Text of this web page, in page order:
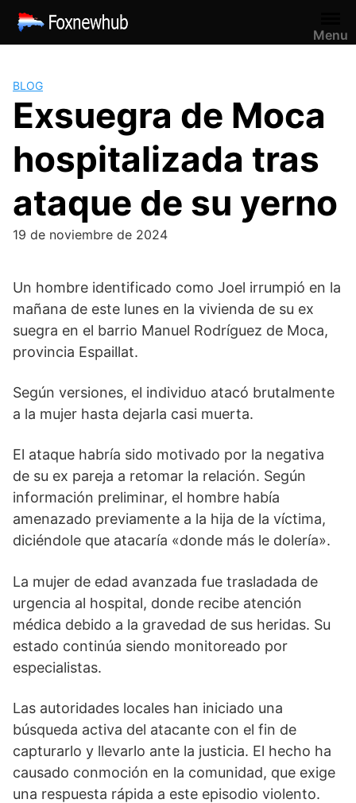
Saltar
contenido
Menu
BLOG
Exsuegra de Moca
hospitalizada tras
ataque de su yerno
19 de noviembre de 2024
Un hombre identificado como Joel irrumpió en la
mañana de este lunes en la vivienda de su ex
suegra en el barrio Manuel Rodríguez de Moca,
provincia Espaillat.
Según versiones, el individuo atacó brutalmente
a la mujer hasta dejarla casi muerta.
El ataque habría sido motivado por la negativa
de su ex pareja a retomar la relación. Según
información preliminar, el hombre había
amenazado previamente a la hija de la víctima,
diciéndole que atacaría «donde más le dolería».
La mujer de edad avanzada fue trasladada de
urgencia al hospital, donde recibe atención
médica debido a la gravedad de sus heridas. Su
estado continúa siendo monitoreado por
especialistas.
Las autoridades locales han iniciado una
búsqueda activa del atacante con el fin de
capturarlo y llevarlo ante la justicia. El hecho ha
causado conmoción en la comunidad, que exige
una respuesta rápida a este episodio violento.